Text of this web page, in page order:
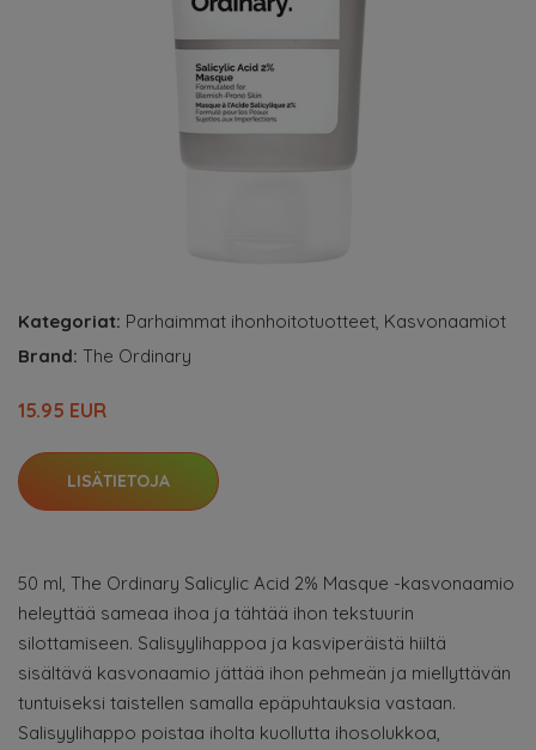
Kategoriat: Parhaimmat ihonhoitotuotteet, Kasvonaamiot
Brand: The Ordinary
15.95 EUR
LISÄTIETOJA
50 ml, The Ordinary Salicylic Acid 2% Masque -kasvonaamio
heleyttää sameaa ihoa ja tähtää ihon tekstuurin
silottamiseen. Salisyylihappoa ja kasviperäistä hiiltä
sisältävä kasvonaamio jättää ihon pehmeän ja miellyttävän
tuntuiseksi taistellen samalla epäpuhtauksia vastaan.
Salisyylihappo poistaa iholta kuollutta ihosolukkoa,